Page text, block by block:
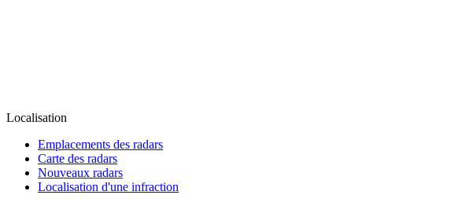
Localisation
Emplacements des radars
Carte des radars
Nouveaux radars
Localisation d'une infraction